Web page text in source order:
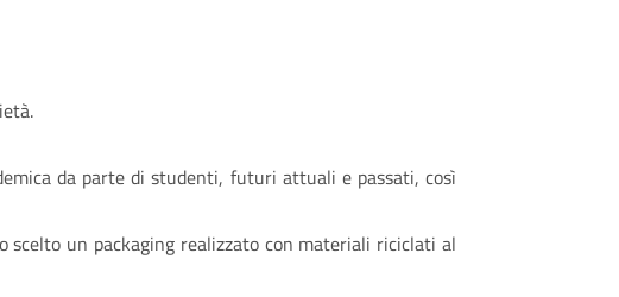
da parte di studenti, futuri attuali e passati, così
scelto un packaging realizzato con materiali riciclati al